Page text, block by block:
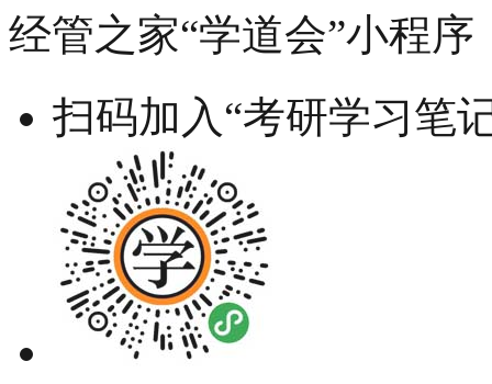
经管之家“学道会”小程序
扫码加入“考研学习笔